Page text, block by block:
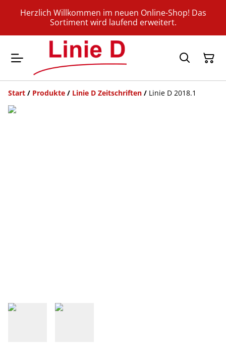
Herzlich Willkommen im neuen Online-Shop! Das
Sortiment wird laufend erweitert.
Start / Produkte / Linie D Zeitschriften / Linie D 2018.1